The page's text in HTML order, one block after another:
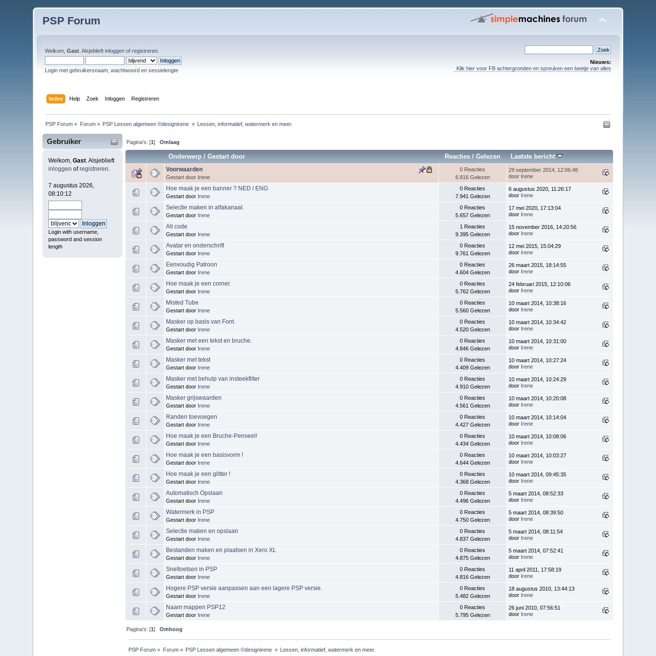
PSP Forum
Welkom,Gast . Alsjeblieftinloggen ofregistreren
Login met gebruikersnaam, wachtwoord en sessielengte
Nieuws:
Klik hier voor FB achtergronden en spreuken een beetje van alles
Index Help Zoek Inloggen Registreren
PSP Forum » Forum» PSP Lessen algemeen ©designirene » Lessen, informatief, watermerk en meer.
Gebruiker
Welkom,Gast . Alsjeblieft
inloggen ofregistreren
7 augustus 2026,
08:10:12
Login with username,
password and session
length
Pagina's: [1]Omlaag
Onderwerp /Gestart door Reacties/ Gelezen Laatste bericht
Voorwaarden
Gestart door Irene
0 Reacties
6.816 Gelezen
29 september 2014, 12:06:48
door Irene
Hoe maak je een banner ? NED / ENG
Gestart door Irene
0 Reacties
7.941 Gelezen
6 augustus 2020, 11:26:17
door Irene
Selectie maken in alfakanaal.
Gestart door Irene
0 Reacties
5.657 Gelezen
17 mei 2020, 17:13:04
door Irene
Alt code
Gestart door Irene
1 Reacties
9.395 Gelezen
15 november 2016, 14:20:56
door Irene
Avatar en onderschrift
Gestart door Irene
0 Reacties
9.761 Gelezen
12 mei 2015, 15:04:29
door Irene
Eenvoudig Patroon
Gestart door Irene
0 Reacties
4.604 Gelezen
26 maart 2015, 18:14:55
door Irene
Hoe maak je een corner.
Gestart door Irene
0 Reacties
5.762 Gelezen
24 februari 2015, 12:10:06
door Irene
Misted Tube
Gestart door Irene
0 Reacties
5.560 Gelezen
10 maart 2014, 10:38:16
door Irene
Masker op basis van Font.
Gestart door Irene
0 Reacties
4.520 Gelezen
10 maart 2014, 10:34:42
door Irene
Masker met een tekst en bruche.
Gestart door Irene
0 Reacties
4.846 Gelezen
10 maart 2014, 10:31:00
door Irene
Masker met tekst
Gestart door Irene
0 Reacties
4.409 Gelezen
10 maart 2014, 10:27:24
door Irene
Masker met behulp van insteekfilter
Gestart door Irene
0 Reacties
4.910 Gelezen
10 maart 2014, 10:24:29
door Irene
Masker grijswaarden
Gestart door Irene
0 Reacties
4.561 Gelezen
10 maart 2014, 10:20:08
door Irene
Randen toevoegen
Gestart door Irene
0 Reacties
4.427 Gelezen
10 maart 2014, 10:14:04
door Irene
Hoe maak je een Bruche-Penseel!
Gestart door Irene
0 Reacties
4.434 Gelezen
10 maart 2014, 10:08:06
door Irene
Hoe maak je een basisvorm !
Gestart door Irene
0 Reacties
4.644 Gelezen
10 maart 2014, 10:03:27
door Irene
Hoe maak je een glitter !
Gestart door Irene
0 Reacties
4.368 Gelezen
10 maart 2014, 09:45:35
door Irene
Automatisch Opslaan
Gestart door Irene
0 Reacties
4.496 Gelezen
5 maart 2014, 08:52:33
door Irene
Watermerk in PSP
Gestart door Irene
0 Reacties
4.750 Gelezen
5 maart 2014, 08:39:50
door Irene
Selectie maken en opslaan
Gestart door Irene
0 Reacties
4.837 Gelezen
5 maart 2014, 08:11:54
door Irene
Bestanden maken en plaatsen in Xero XL
Gestart door Irene
0 Reacties
4.875 Gelezen
5 maart 2014, 07:52:41
door Irene
Sneltoetsen in PSP
Gestart door Irene
0 Reacties
4.816 Gelezen
11 april 2011, 17:58:19
door Irene
Hogere PSP versie aanpassen aan een lagere PSP versie.
Gestart door Irene
0 Reacties
5.482 Gelezen
18 augustus 2010, 13:44:13
door Irene
Naam mappen PSP12
Gestart door Irene
0 Reacties
5.795 Gelezen
26 juni 2010, 07:56:51
door Irene
Pagina's: [1]Omhoog
PSP Forum » Forum» PSP Lessen algemeen ©designirene » Lessen, informatief, watermerk en meer.